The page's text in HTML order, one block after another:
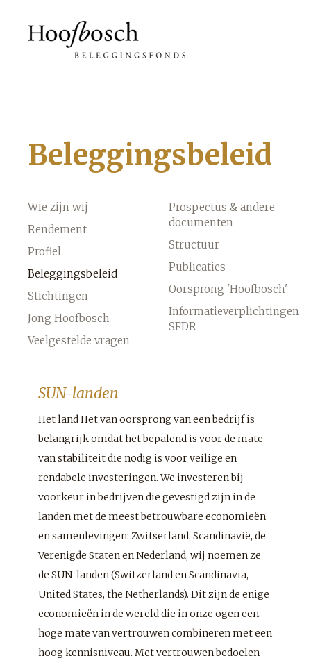
Beleggingsbeleid
Wie zijn wij
Rendement
Profiel
Beleggingsbeleid
Stichtingen
Jong Hoofbosch
Veelgestelde vragen
Prospectus & andere
documenten
Structuur
Publicaties
Oorsprong 'Hoofbosch'
Informatieverplichtingen
SFDR
SUN-landen
Het land Het van oorsprong van een bedrijf is
belangrijk omdat het bepalend is voor de mate
van stabiliteit die nodig is voor veilige en
rendabele investeringen. We investeren bij
voorkeur in bedrijven die gevestigd zijn in de
landen met de meest betrouwbare economieën
en samenlevingen: Zwitserland, Scandinavië, de
Verenigde Staten en Nederland, wij noemen ze
de SUN-landen (Switzerland en Scandinavia,
United States, the Netherlands). Dit zijn de enige
economieën in de wereld die in onze ogen een
hoge mate van vertrouwen combineren met een
hoog kennisniveau. Met vertrouwen bedoelen